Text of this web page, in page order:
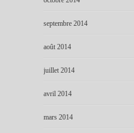
septembre 2014
août 2014
juillet 2014
avril 2014
mars 2014